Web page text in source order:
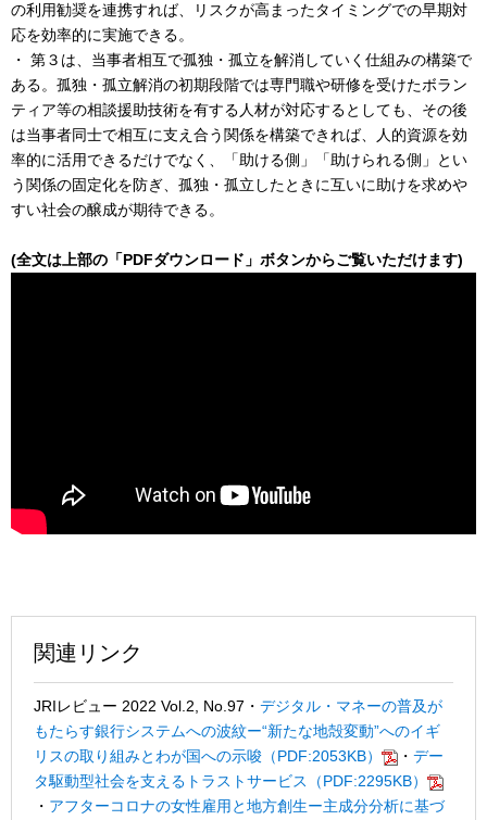
の利用勧奨を連携すれば、リスクが高まったタイミングでの早期対
応を効率的に実施できる。
・ 第３は、当事者相互で孤独・孤立を解消していく仕組みの構築で
ある。孤独・孤立解消の初期段階では専門職や研修を受けたボラン
ティア等の相談援助技術を有する人材が対応するとしても、その後
は当事者同士で相互に支え合う関係を構築できれば、人的資源を効
率的に活用できるだけでなく、「助ける側」「助けられる側」とい
う関係の固定化を防ぎ、孤独・孤立したときに互いに助けを求めや
すい社会の醸成が期待できる。
(全文は上部の「PDFダウンロード」ボタンからご覧いただけます)
関連リンク
JRIレビュー 2022 Vol.2, No.97 ・ デジタル・マネーの普及が
もたらす銀行システムへの波紋ー“新たな地殻変動”へのイギ
リスの取り組みとわが国への示唆（PDF:2053KB）
・ デー
タ駆動型社会を支えるトラストサービス（PDF:2295KB）
・ アフターコロナの女性雇用と地方創生ー主成分分析に基づ